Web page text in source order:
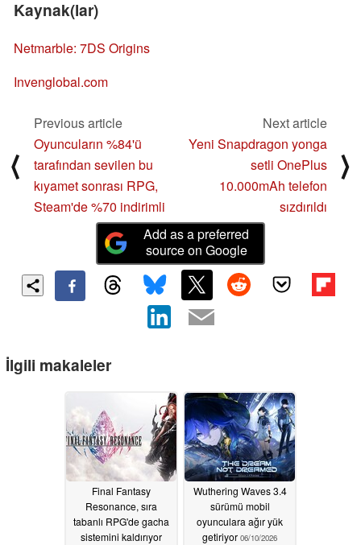
Kaynak(lar)
Netmarble: 7DS Origins
Invenglobal.com
⟨
Previous article
Oyuncuların %84'ü
tarafından sevilen bu
kıyamet sonrası RPG,
Steam'de %70 indirimli
Next article
Yeni Snapdragon yonga
setli OnePlus
10.000mAh telefon
sızdırıldı
⟩
Add as a preferred
source on Google
İlgili makaleler
Final Fantasy
Resonance, sıra
tabanlı RPG'de gacha
sistemini kaldırıyor
Wuthering Waves 3.4
sürümü mobil
oyunculara ağır yük
getiriyor 06/10/2026